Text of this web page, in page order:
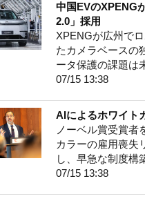
中国EVのXPENG
2.0」採用
XPENGが広州で
たカメラベースの
ータ保護の課題は
07/15 13:38
AIによるホワイト
ノーベル賞受賞者
カラーの雇用喪失
し、早急な制度構
07/15 13:38